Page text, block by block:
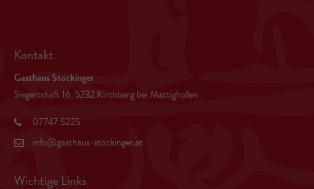
Kontakt
Gasthaus Stockinger
Siegertshaft 16, 5232 Kirchberg bei Mattighofen
07747 5225
info@gasthaus-stockinger.at
Wichtige Links